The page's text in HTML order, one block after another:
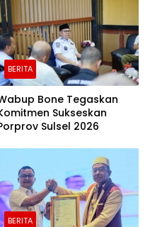
BERITA
Bone Tegaskan
Sukseskan
Sulsel 2026
BERITA